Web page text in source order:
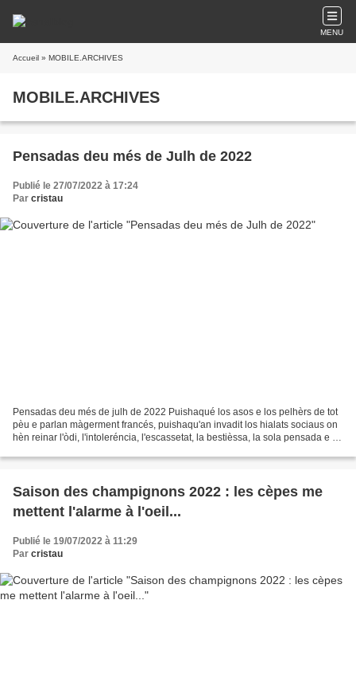
MENU
Accueil » MOBILE.ARCHIVES
MOBILE.ARCHIVES
Pensadas deu més de Julh de 2022
Publié le 27/07/2022 à 17:24
Par cristau
Pensadas deu més de julh de 2022 Puishaqué los asos e los pelhèrs de tot
pèu e parlan màgerment francés, puishaqu'an invadit los hialats sociaus on
hèn reinar l'òdi, l'intoleréncia, l'escassetat, la bestièssa, la sola pensada e la
Saison des champignons 2022 : les cèpes me
mettent l'alarme à l'oeil...
Publié le 19/07/2022 à 11:29
Par cristau